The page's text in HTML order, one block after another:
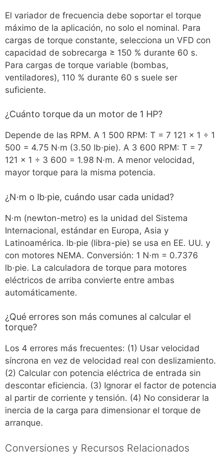
El variador de frecuencia debe soportar el torque
máximo de la aplicación, no solo el nominal. Para
cargas de torque constante, selecciona un VFD con
capacidad de sobrecarga ≥ 150 % durante 60 s.
Para cargas de torque variable (bombas,
ventiladores), 110 % durante 60 s suele ser
suficiente.
¿Cuánto torque da un motor de 1 HP?
Depende de las RPM. A 1 500 RPM: T = 7 121 × 1 ÷ 1
500 = 4.75 N·m (3.50 lb·pie). A 3 600 RPM: T = 7
121 × 1 ÷ 3 600 = 1.98 N·m. A menor velocidad,
mayor torque para la misma potencia.
¿N·m o lb·pie, cuándo usar cada unidad?
N·m (newton-metro) es la unidad del Sistema
Internacional, estándar en Europa, Asia y
Latinoamérica. lb·pie (libra-pie) se usa en EE. UU. y
con motores NEMA. Conversión: 1 N·m = 0.7376
lb·pie. La calculadora de torque para motores
eléctricos de arriba convierte entre ambas
automáticamente.
¿Qué errores son más comunes al calcular el
torque?
Los 4 errores más frecuentes: (1) Usar velocidad
síncrona en vez de velocidad real con deslizamiento.
(2) Calcular con potencia eléctrica de entrada sin
descontar eficiencia. (3) Ignorar el factor de potencia
al partir de corriente y tensión. (4) No considerar la
inercia de la carga para dimensionar el torque de
arranque.
Conversiones y Recursos Relacionados